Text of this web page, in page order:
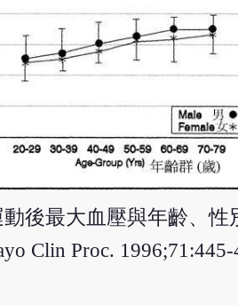
後最大血壓與年齡、性
Clin Proc. 1996;71:445-